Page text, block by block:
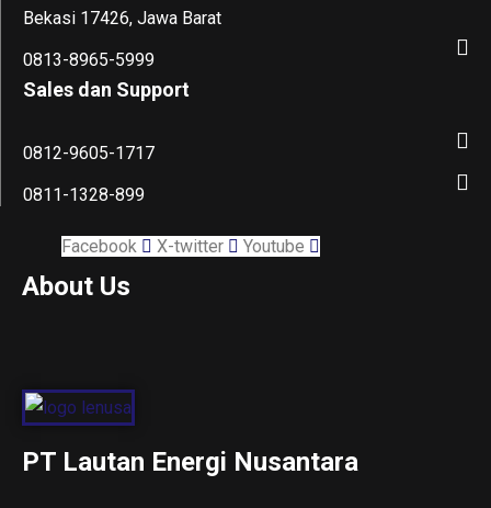
Bekasi 17426, Jawa Barat
0813-8965-5999
Sales dan Support
0812-9605-1717
0811-1328-899
Facebook X-twitter Youtube
About Us
PT Lautan Energi Nusantara